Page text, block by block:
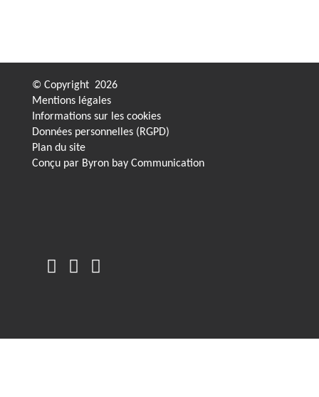
© Copyright 2026
Mentions légales
Informations sur les cookies
Données personnelles (RGPD)
Plan du site
Conçu par Byron bay Communication